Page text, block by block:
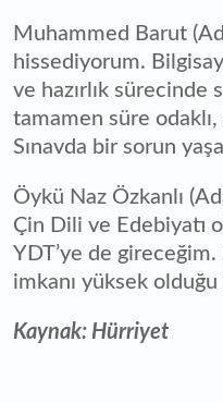
Muhammed Barut
hissediyorum.
ve hazırlık sürecinde
tamamen süre odaklı,
Sınavda bir sorun
Öykü Naz Özkanlı
Çin Dili ve Edebiyatı
YDT’ye de
imkanı yüksek
Kaynak: Hürriyet